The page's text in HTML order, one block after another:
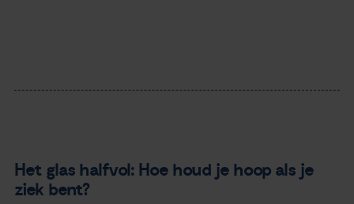
Het glas halfvol: Hoe houd je hoop als je
ziek bent?